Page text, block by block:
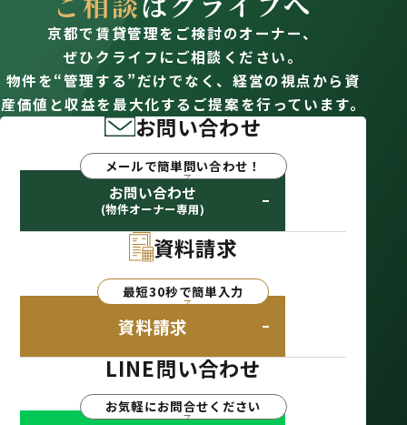
京都で賃貸管理をご検討のオーナー、
ぜひクライフにご相談ください。
物件を“管理する”だけでなく、経営の視点から資
産価値と収益を最大化するご提案を行っています。
お問い合わせ
メールで簡単問い合わせ！
お問い合わせ
(物件オーナー専用)
資料請求
最短30秒で簡単入力
資料請求
LINE問い合わせ
お気軽にお問合せください